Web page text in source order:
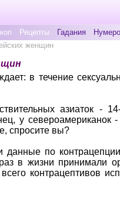
Рецепты Гадания
женщин
в течение
азиаток -
у североамериканок -
спросите вы?
по
в жизни принимали
контрацептивов